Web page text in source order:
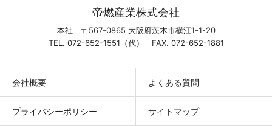
帝燃産業株式会社
本社 〒567-0865 大阪府茨木市横江1-1-20
TEL. 072-652-1551（代） FAX. 072-652-1881
会社概要 よくある質問
プライバシーポリシー サイトマップ